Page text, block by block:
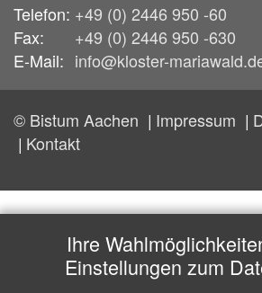
Telefon: +49 (0) 2446 950 -60
Fax:
+49 (0) 2446 950 -630
E-Mail: info@kloster-
© Bistum Aachen Impressum
Kontakt
Ihre
Einstellungen zum